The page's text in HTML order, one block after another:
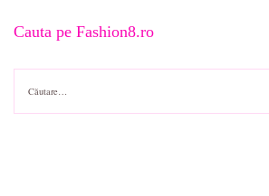
Cauta pe Fashion8.ro
Caută
după: